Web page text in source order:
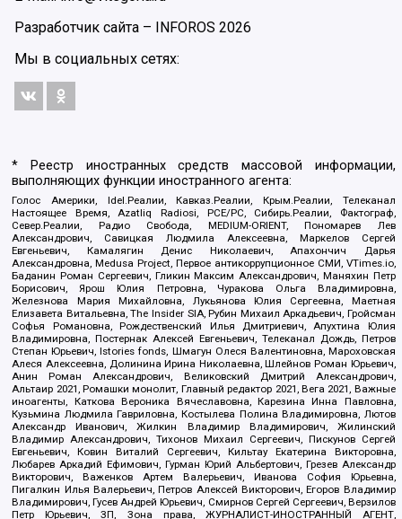
Разработчик сайта – INFOROS 2026
Мы в социальных сетях:
* Реестр иностранных средств массовой информации,
выполняющих функции иностранного агента:
Голос Америки, Idel.Реалии, Кавказ.Реалии, Крым.Реалии, Телеканал
Настоящее Время, Azatliq Radiosi, PCE/PC, Сибирь.Реалии, Фактограф,
Север.Реалии, Радио Свобода, MEDIUM-ORIENT, Пономарев Лев
Александрович, Савицкая Людмила Алексеевна, Маркелов Сергей
Евгеньевич, Камалягин Денис Николаевич, Апахончич Дарья
Александровна, Medusa Project, Первое антикоррупционное СМИ, VTimes.io,
Баданин Роман Сергеевич, Гликин Максим Александрович, Маняхин Петр
Борисович, Ярош Юлия Петровна, Чуракова Ольга Владимировна,
Железнова Мария Михайловна, Лукьянова Юлия Сергеевна, Маетная
Елизавета Витальевна, The Insider SIA, Рубин Михаил Аркадьевич, Гройсман
Софья Романовна, Рождественский Илья Дмитриевич, Апухтина Юлия
Владимировна, Постернак Алексей Евгеньевич, Телеканал Дождь, Петров
Степан Юрьевич, Istories fonds, Шмагун Олеся Валентиновна, Мароховская
Алеся Алексеевна, Долинина Ирина Николаевна, Шлейнов Роман Юрьевич,
Анин Роман Александрович, Великовский Дмитрий Александрович,
Альтаир 2021, Ромашки монолит, Главный редактор 2021, Вега 2021, Важные
иноагенты, Каткова Вероника Вячеславовна, Карезина Инна Павловна,
Кузьмина Людмила Гавриловна, Костылева Полина Владимировна, Лютов
Александр Иванович, Жилкин Владимир Владимирович, Жилинский
Владимир Александрович, Тихонов Михаил Сергеевич, Пискунов Сергей
Евгеньевич, Ковин Виталий Сергеевич, Кильтау Екатерина Викторовна,
Любарев Аркадий Ефимович, Гурман Юрий Альбертович, Грезев Александр
Викторович, Важенков Артем Валерьевич, Иванова София Юрьевна,
Пигалкин Илья Валерьевич, Петров Алексей Викторович, Егоров Владимир
Владимирович, Гусев Андрей Юрьевич, Смирнов Сергей Сергеевич, Верзилов
Петр Юрьевич, ЗП, Зона права, ЖУРНАЛИСТ-ИНОСТРАННЫЙ АГЕНТ,